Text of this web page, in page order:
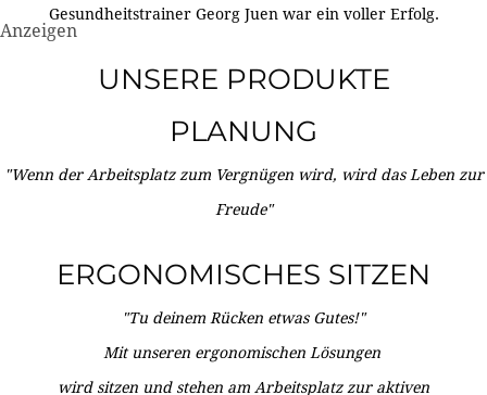
Gesundheitstrainer Georg Juen war ein voller Erfolg.
Anzeigen
UNSERE PRODUKTE
PLANUNG
"Wenn der Arbeitsplatz zum Vergnügen wird, wird das Leben zur
Freude"
ERGONOMISCHES SITZEN
"Tu deinem Rücken etwas Gutes!"
Mit unseren ergonomischen Lösungen
wird sitzen und stehen am Arbeitsplatz zur aktiven